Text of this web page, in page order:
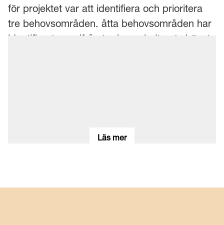
för projektet var att identifiera och prioritera
tre behovsområden. åtta behovsområden har
identifierats, varifrån tre har prioriterats högst.
Läs mer